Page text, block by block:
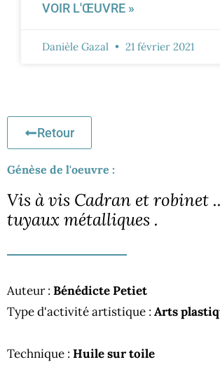
VOIR L'ŒUVRE »
Danièle Gazal 21 février 2021
Retour
Génèse de l'oeuvre :
Vis à vis Cadran et robinet
tuyaux métalliques .
Auteur : Bénédicte Petiet
Type d'activité artistique : Arts
Technique : Huile sur toile